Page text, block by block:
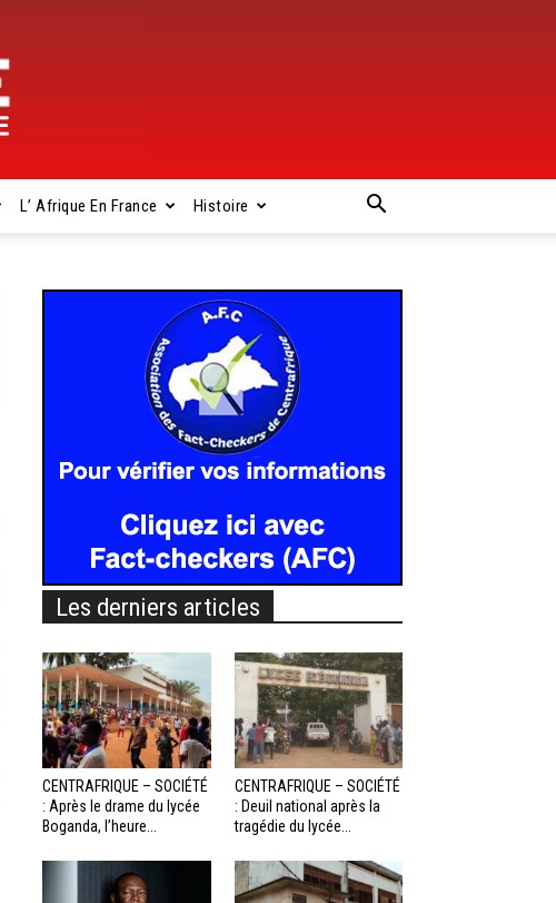
L’ Afrique En France Histoire
Les derniers articles
CENTRAFRIQUE – SOCIÉTÉ
: Après le drame du lycée
Boganda, l’heure...
CENTRAFRIQUE – SOCIÉTÉ
: Deuil national après la
tragédie du lycée...